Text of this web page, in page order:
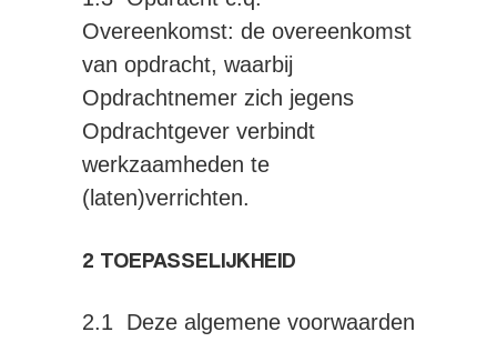
Overeenkomst: de overeenkomst
van opdracht, waarbij
Opdrachtnemer zich jegens
Opdrachtgever verbindt
werkzaamheden te
(laten)verrichten.
2 TOEPASSELIJKHEID
2.1 Deze algemene voorwaarden